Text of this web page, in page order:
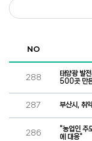
NO
288
태양광 발
500곳 만
287 부산시, 취
286
"농업인 주
에 대응"